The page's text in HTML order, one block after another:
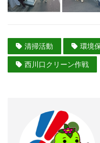
清掃活動
環境
西川口クリーン作戦